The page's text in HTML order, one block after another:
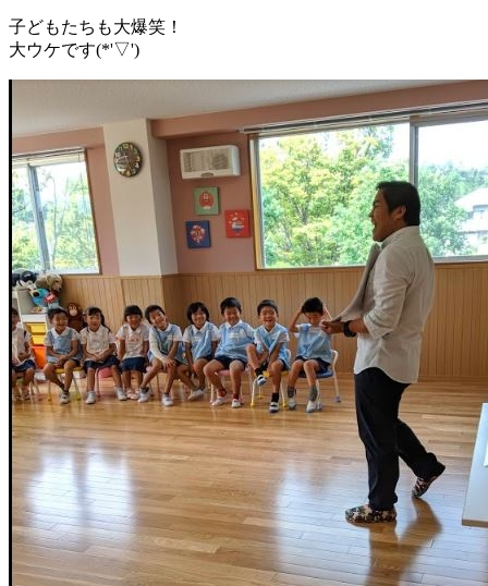
子どもたちも大爆笑！
大ウケです(*'▽')